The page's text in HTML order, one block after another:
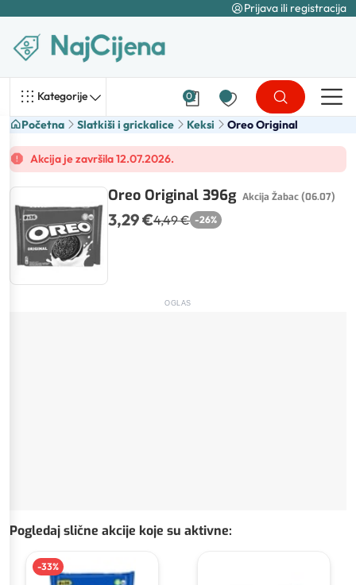
Prijava ili registracija
Kategorije 0
Početna Slatkiši i grickalice Keksi Oreo Original
Akcija je završila 12.07.2026.
Oreo Original 396g Akcija Žabac (06.07)
3,29 €4,49 € -26%
OGLAS
Pogledaj slične akcije koje su aktivne:
-33%